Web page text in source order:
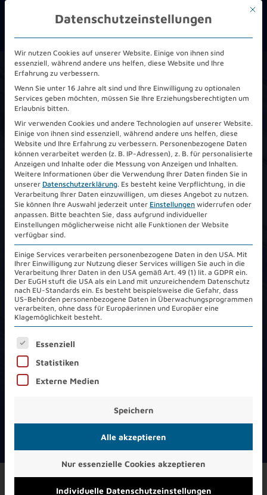
HOME/ÜBER UNS/KARRIERE
Stellenangebote:Im
Telehouse Team die
Zukunft eines erfolgreichen
Unternehmens
mitgestalten.
Offene Stellen
2
Mit
Datenschutzeinstellungen
Wir nutzen Cookies auf unserer Website. Einige von ihnen sind
essenziell, während andere uns helfen, diese Website und Ihre
Erfahrung zu verbessern.
Wenn Sie unter 16 Jahre alt sind und Ihre Einwilligung zu optionalen
Services geben möchten, müssen Sie Ihre Erziehungsberechtigten um
Erlaubnis bitten.
Wir verwenden Cookies und andere Technologien auf unserer Website.
Einige von ihnen sind essenziell, während andere uns helfen, diese
Website und Ihre Erfahrung zu verbessern. Personenbezogene Daten
können verarbeitet werden (z. B. IP-Adressen), z. B. für personalisierte
Anzeigen und Inhalte oder die Messung von Anzeigen und Inhalten.
Weitere Informationen über die Verwendung Ihrer Daten finden Sie in
unserer Datenschutzerklärung. Es besteht keine Verpflichtung, in die
Verarbeitung Ihrer Daten einzuwilligen, um dieses Angebot zu nutzen.
Sie können Ihre Auswahl jederzeit unter Einstellungen widerrufen oder
anpassen. Bitte beachten Sie, dass aufgrund individueller
Einstellungen möglicherweise nicht alle Funktionen der Website
verfügbar sind.
Einige Services verarbeiten personenbezogene Daten in den USA. Mit
Ihrer Einwilligung zur Nutzung dieser Services willigen Sie auch in die
Verarbeitung Ihrer Daten in den USA gemäß Art. 49 (1) lit. a GDPR ein.
Der EuGH stuft die USA als ein Land mit unzureichendem Datenschutz
nach EU-Standards ein. Es besteht beispielsweise die Gefahr, dass
US-Behörden personenbezogene Daten in Überwachungsprogrammen
verarbeiten, ohne dass für Europäerinnen und Europäer eine
Klagemöglichkeit besteht.
Es folgt eine Liste der Service-Gruppen, für die eine
Essenziell
Statistiken
Externe Medien
Speichern
Alle akzeptieren
Nur essenzielle Cookies akzeptieren
Individuelle Datenschutzeinstellungen